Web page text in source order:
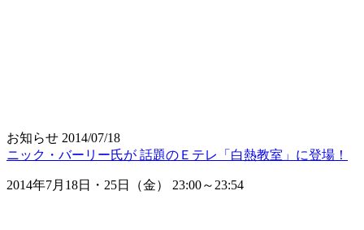
お知らせ 2014/07/18
ニック・バーリー氏が 話題のＥテレ「白熱教室」に登場！
2014年7月18日・25日（金） 23:00～23:54